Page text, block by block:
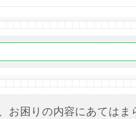
お困りの内容にあては